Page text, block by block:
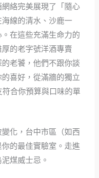
絡完美展現了「隨心
線的清水、沙鹿一
在這些充滿生命力的
的老字號洋酒專賣
老饕，他們不跟你談
喜好，從滿牆的獨立
合你預算與口味的單
化，台中市區（如西
的最佳實驗室。走進
煤威士忌。